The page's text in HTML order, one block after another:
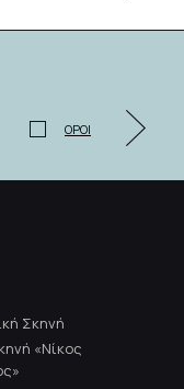
ΟΡΟΙ
Σκηνή
«Νίκος